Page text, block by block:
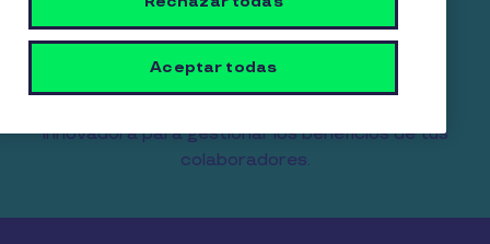
para tu empresa.
Somos líderes del mercado en beneficios de
innovadora para gestionar los beneficios de tus
colaboradores.
Aceptar todas